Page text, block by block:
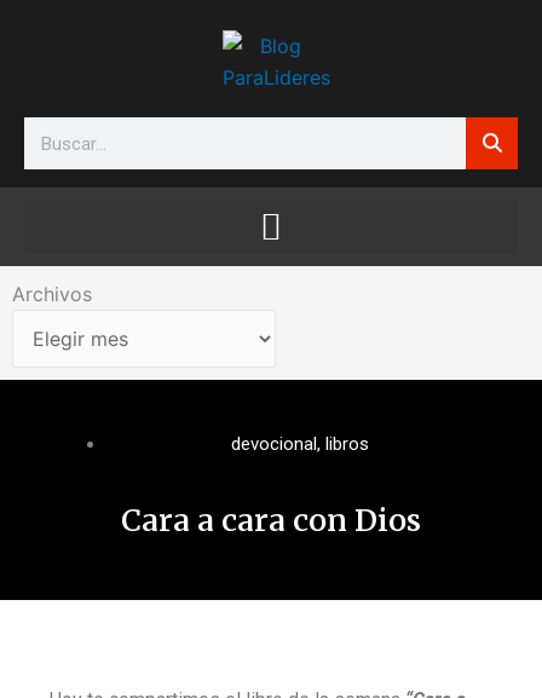
Search
Archivos
Archivos
devocional, libros
Cara a cara con Dios